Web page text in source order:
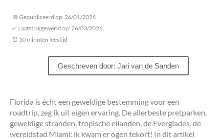
📅 Gepubliceerd op: 26/01/2026
✅ Laatst bijgewerkt op: 26/03/2026
⏰ 10 minuten leestijd
Geschreven door: Jari van de Sanden
Florida is écht een geweldige bestemming voor een
roadtrip, zeg ik uit eigen ervaring. De allerbeste pretparken,
geweldige stranden, tropische eilanden, de Everglades, de
wereldstad Miami: ik kwam er ogen tekort! In dit artikel